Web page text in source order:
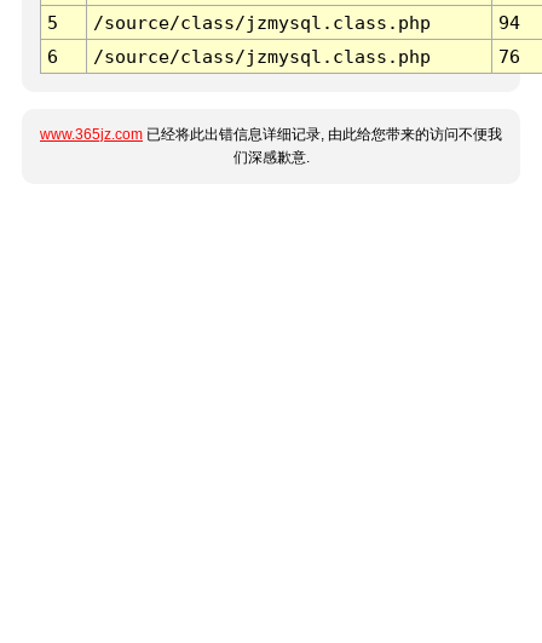
5
/source/class/jzmysql.class.php
94
6
/source/class/jzmysql.class.php 76
www.365jz.com 已经将此出错信息详细记录, 由此给您带来的访问不便我
们深感歉意.